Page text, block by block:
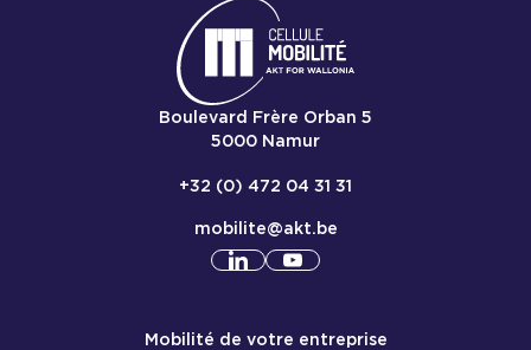
Boulevard Frère Orban 5
5000 Namur
+32 (0) 472 04 31 31
mobilite@akt.be
Consulter notre profil
Consulter notre profil
Menu de pied de page mobileMobilité de votre entreprise